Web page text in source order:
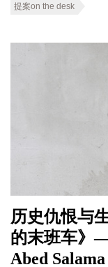
提案on the desk
历史仇恨与
的末班车》
Abed Salama